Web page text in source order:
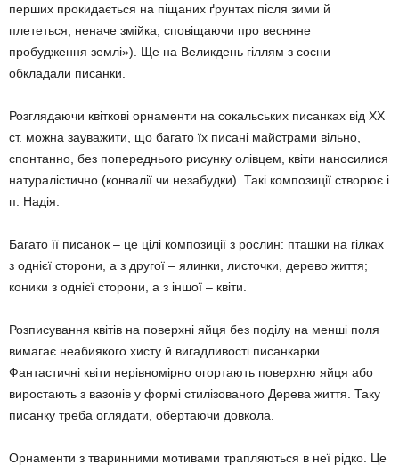
перших прокидається на піщаних ґрун­тах після зими й
плететься, неначе змійка, сповіщаючи про весняне
пробудження землі»). Ще на Великдень гіллям з сосни
обкладали писанки.
Розглядаючи квіткові орнаменти на со­кальських писанках від ХХ
ст. можна заува­жити, що багато їх писані майстрами вільно,
спонтанно, без попереднього рисунку олів­цем, квіти наносилися
натуралістично (кон­валії чи незабудки). Такі композиції створює і
п. Надія.
Багато її писанок – це цілі композиції з рослин: пташки на гілках
з однієї сторони, а з другої – ялинки, листочки, дерево життя;
коники з однієї сторони, а з іншої – квіти.
Розписування квітів на поверхні яйця без поділу на менші поля
вимагає неабиякого хисту й вигадливості писанкарки.
Фантастич­ні квіти нерівномірно огортають поверхню яйця або
виростають з вазонів у формі сти­лізованого Дерева життя. Таку
писанку треба оглядати, обертаючи довкола.
Орнаменти з тваринними мотивами трап­ляються в неї рідко. Це